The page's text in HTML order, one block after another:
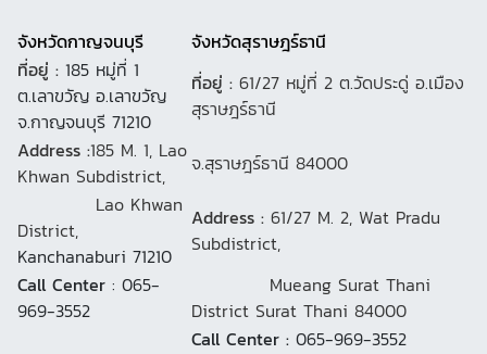
จังหวัดกาญจนบุรี
จังหวัดสุราษฎร์ธานี
ที่อยู่ : 185 หมู่ที่ 1
ต.เลาขวัญ อ.เลาขวัญ
จ.กาญจนบุรี 71210
ที่อยู่ : 61/27 หมู่ที่ 2 ต.วัดประดู่ อ.เมือง
สุราษฎร์ธานี
Address :185 M. 1, Lao
Khwan Subdistrict,
จ.สุราษฎร์ธานี 84000
Lao Khwan
District,
Kanchanaburi 71210
Address : 61/27 M. 2, Wat Pradu
Subdistrict,
Call Center : 065-
969-3552
Mueang Surat Thani
District Surat Thani 84000
Call Center : 065-969-3552